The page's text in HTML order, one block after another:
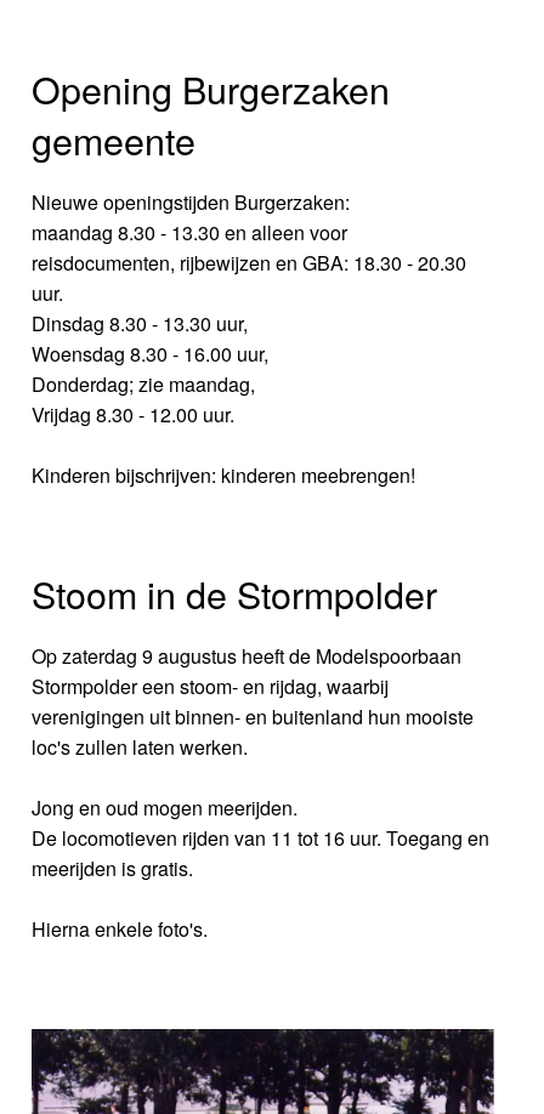
Opening Burgerzaken
gemeente
Nieuwe openingstijden Burgerzaken:
maandag 8.30 - 13.30 en alleen voor
reisdocumenten, rijbewijzen en GBA: 18.30 - 20.30
uur.
Dinsdag 8.30 - 13.30 uur,
Woensdag 8.30 - 16.00 uur,
Donderdag; zie maandag,
Vrijdag 8.30 - 12.00 uur.
Kinderen bijschrijven: kinderen meebrengen!
Stoom in de Stormpolder
Op zaterdag 9 augustus heeft de Modelspoorbaan
Stormpolder een stoom- en rijdag, waarbij
verenigingen uit binnen- en buitenland hun mooiste
loc's zullen laten werken.
Jong en oud mogen meerijden.
De locomotieven rijden van 11 tot 16 uur. Toegang en
meerijden is gratis.
Hierna enkele foto's.